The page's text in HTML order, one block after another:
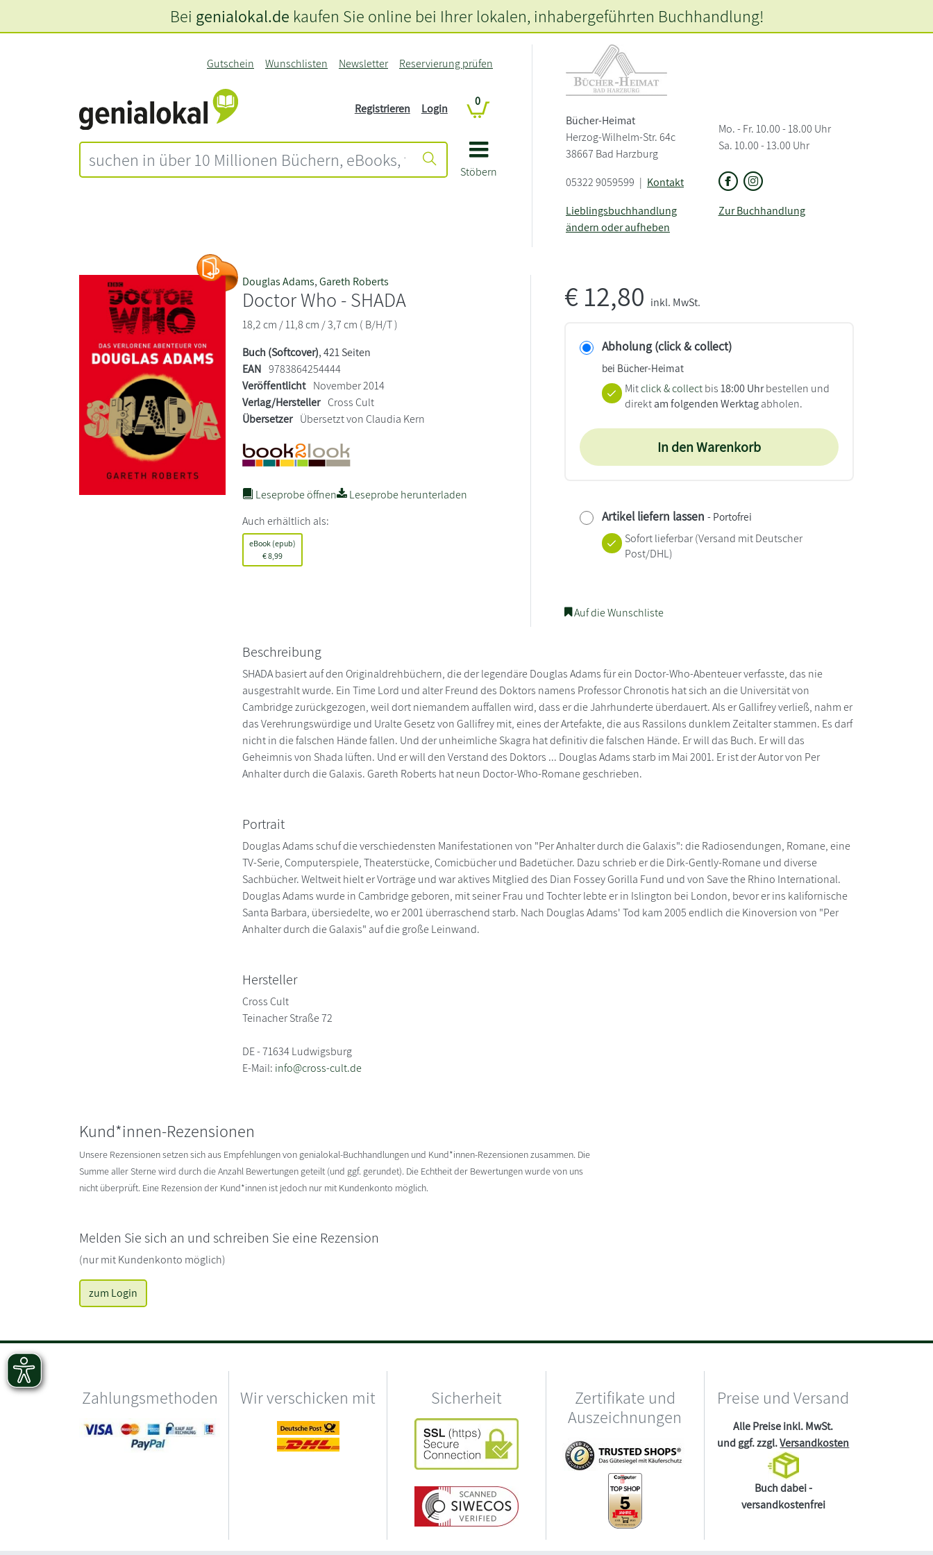
Stöbern
Gutschein Wunschlisten Newsletter Reservierung prüfen
Registrieren Login
0
Bücher-Heimat
Herzog-Wilhelm-Str. 64c
38667 Bad Harzburg
Mo. - Fr. 10.00 - 18.00 Uhr
Sa. 10.00 - 13.00 Uhr
05322 9059599 | Kontakt
Lieblingsbuchhandlung
ändern oder aufheben
Zur Buchhandlung
Bei genialokal.de kaufen Sie online bei Ihrer lokalen, inhabergeführten Buchhandlung!
Douglas Adams,Gareth Roberts
Doctor Who - SHADA
18,2 cm / 11,8 cm / 3,7 cm ( B/H/T )
Buch (Softcover), 421 Seiten
EAN 9783864254444
Veröffentlicht November 2014
Verlag/Hersteller Cross Cult
Übersetzer Übersetzt von Claudia Kern
Leseprobe öffnen
Leseprobe herunterladen
Auch erhältlich als:
eBook (epub)
€8,99
€12,80 inkl. MwSt.
Abholung (click & collect)
bei Bücher-Heimat
Mitclick & collect bis18:00 Uhrbestellen und
direktam folgenden Werktagabholen.
In den Warenkorb
Artikel liefern lassen - Portofrei
Sofort lieferbar(Versand mit Deutscher
Post/DHL)
Auf die Wunschliste
Beschreibung
SHADA basiert auf den Originaldrehbüchern, die der legendäre Douglas Adams für ein Doctor-Who-Abenteuer verfasste, das nie
ausgestrahlt wurde. Ein Time Lord und alter Freund des Doktors namens Professor Chronotis hat sich an die Universität von
Cambridge zurückgezogen, weil dort niemandem auffallen wird, dass er die Jahrhunderte überdauert. Als er Gallifrey verließ, nahm er
das Verehrungswürdige und Uralte Gesetz von Gallifrey mit, eines der Artefakte, die aus Rassilons dunklem Zeitalter stammen. Es darf
nicht in die falschen Hände fallen. Und der unheimliche Skagra hat definitiv die falschen Hände. Er will das Buch. Er will das
Geheimnis von Shada lüften. Und er will den Verstand des Doktors ... Douglas Adams starb im Mai 2001. Er ist der Autor von Per
Anhalter durch die Galaxis. Gareth Roberts hat neun Doctor-Who-Romane geschrieben.
Portrait
Douglas Adams schuf die verschiedensten Manifestationen von "Per Anhalter durch die Galaxis": die Radiosendungen, Romane, eine
TV-Serie, Computerspiele, Theaterstücke, Comicbücher und Badetücher. Dazu schrieb er die Dirk-Gently-Romane und diverse
Sachbücher. Weltweit hielt er Vorträge und war aktives Mitglied des Dian Fossey Gorilla Fund und von Save the Rhino International.
Douglas Adams wurde in Cambridge geboren, mit seiner Frau und Tochter lebte er in Islington bei London, bevor er ins kalifornische
Santa Barbara, übersiedelte, wo er 2001 überraschend starb. Nach Douglas Adams' Tod kam 2005 endlich die Kinoversion von "Per
Anhalter durch die Galaxis" auf die große Leinwand.
Hersteller
Cross Cult
Teinacher Straße 72
DE - 71634 Ludwigsburg
E-Mail: info@cross-cult.de
Kund*innen-Rezensionen
Unsere Rezensionen setzen sich aus Empfehlungen von genialokal-Buchhandlungen und Kund*innen-Rezensionen zusammen. Die
Summe aller Sterne wird durch die Anzahl Bewertungen geteilt (und ggf. gerundet). Die Echtheit der Bewertungen wurde von uns
nicht überprüft. Eine Rezension der Kund*innen ist jedoch nur mit Kundenkonto möglich.
Melden Sie sich an und schreiben Sie eine Rezension
(nur mit Kundenkonto möglich)
zum Login
Zahlungsmethoden Wir verschicken mit Sicherheit
Zertifikate und
Auszeichnungen
Preise und Versand
Alle Preise inkl. MwSt.
und ggf. zzgl.Versandkosten
Buch dabei -
versandkostenfrei